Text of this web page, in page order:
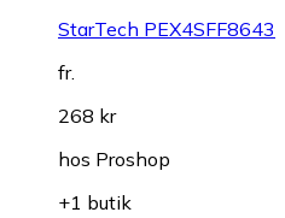
StarTech PEX4SFF8643
fr.
268 kr
hos Proshop
+1 butik